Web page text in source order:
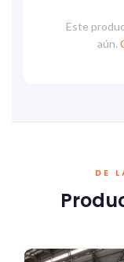
Este
aún.
DE